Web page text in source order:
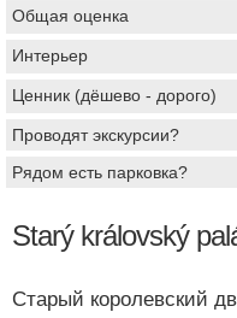
Общая оценка
Интерьер
Ценник (дёшево - дорого)
Проводят экскурсии?
Рядом есть парковка?
Starý královský
Старый королевский